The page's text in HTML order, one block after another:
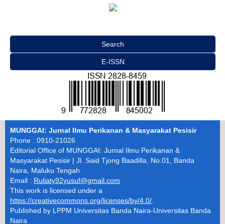
Search
E-ISSN
MUNGGAI: Jurnal Ilmu Perikanan & Masyarakat Pesisir
Phone : 0910-21026
Editorial Office of MUNGGAI: Jurnal Ilmu Perikanan &
Masyarakat Pesisir | Jl. Said Tjong Baadilla, No.01, Banda
Naira, Maluku Tengah
Email : Ruliaty92yusuf@gmail.com
This work is licensed under a
https://creativecommons.org/licenses/by/4.0/
Published by LPPM Universitas Banda Naira-Universitas Banda
Naira